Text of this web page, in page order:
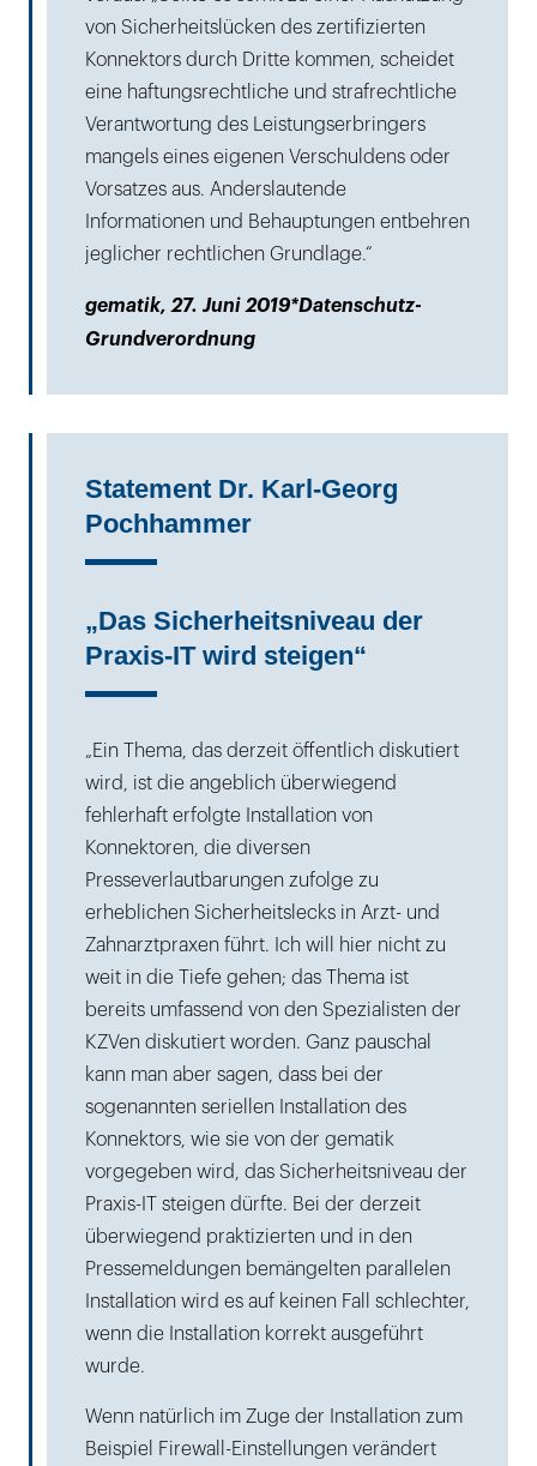
von Sicherheitslücken des zertifizierten
Konnektors durch Dritte kommen, scheidet
eine haftungsrechtliche und strafrechtliche
Verantwortung des Leistungserbringers
mangels eines eigenen Verschuldens oder
Vorsatzes aus. Anderslautende
Informationen und Behauptungen entbehren
jeglicher rechtlichen Grundlage.“
gematik, 27. Juni 2019*Datenschutz-
Grundverordnung
Statement Dr. Karl-Georg
Pochhammer
„Das Sicherheitsniveau der
Praxis-IT wird steigen“
„Ein Thema, das derzeit öffentlich diskutiert
wird, ist die angeblich überwiegend
fehlerhaft erfolgte Installation von
Konnektoren, die diversen
Presseverlautbarungen zufolge zu
erheblichen Sicherheitslecks in Arzt- und
Zahnarztpraxen führt. Ich will hier nicht zu
weit in die Tiefe gehen; das Thema ist
bereits umfassend von den Spezialisten der
KZVen diskutiert worden. Ganz pauschal
kann man aber sagen, dass bei der
sogenannten seriellen Installation des
Konnektors, wie sie von der gematik
vorgegeben wird, das Sicherheitsniveau der
Praxis-IT steigen dürfte. Bei der derzeit
überwiegend praktizierten und in den
Pressemeldungen bemängelten parallelen
Installation wird es auf keinen Fall schlechter,
wenn die Installation korrekt ausgeführt
wurde.
Wenn natürlich im Zuge der Installation zum
Beispiel Firewall-Einstellungen verändert